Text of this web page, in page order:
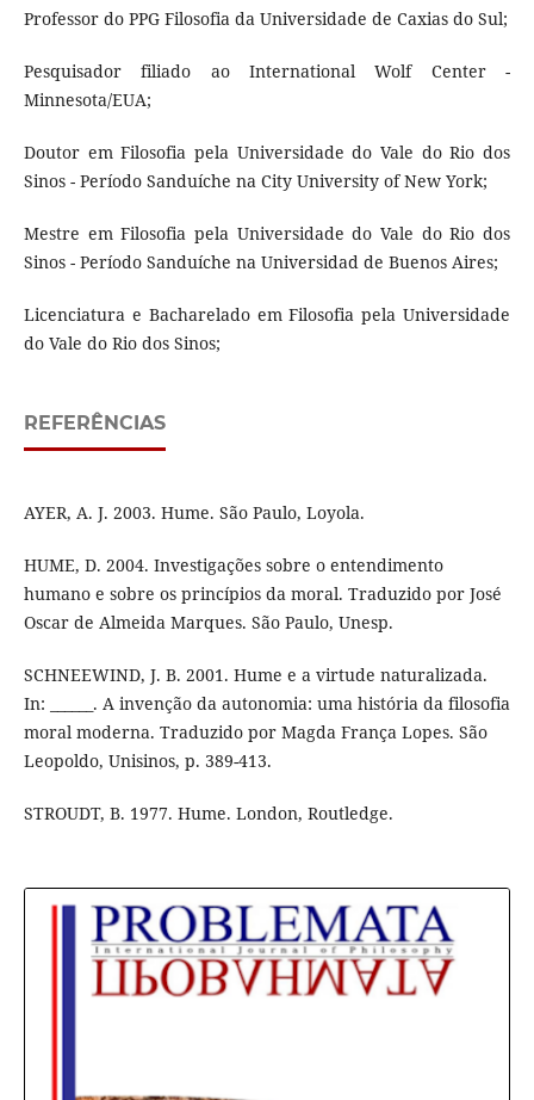
Professor do PPG Filosofia da Universidade de Caxias do Sul;
Pesquisador filiado ao International Wolf Center -
Minnesota/EUA;
Doutor em Filosofia pela Universidade do Vale do Rio dos
Sinos - Período Sanduíche na City University of New York;
Mestre em Filosofia pela Universidade do Vale do Rio dos
Sinos - Período Sanduíche na Universidad de Buenos Aires;
Licenciatura e Bacharelado em Filosofia pela Universidade
do Vale do Rio dos Sinos;
REFERÊNCIAS
AYER, A. J. 2003. Hume. São Paulo, Loyola.
HUME, D. 2004. Investigações sobre o entendimento
humano e sobre os princípios da moral. Traduzido por José
Oscar de Almeida Marques. São Paulo, Unesp.
SCHNEEWIND, J. B. 2001. Hume e a virtude naturalizada.
In: ______. A invenção da autonomia: uma história da filosofia
moral moderna. Traduzido por Magda França Lopes. São
Leopoldo, Unisinos, p. 389-413.
STROUDT, B. 1977. Hume. London, Routledge.